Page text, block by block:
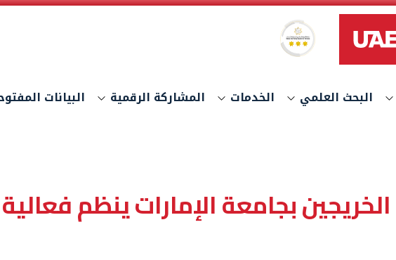
نظام النجوم العالمي لتصنيف الخدمات
البحث العلمي الخدمات المشاركة الرقمية البيانات
بجامعة الإمارات ينظم